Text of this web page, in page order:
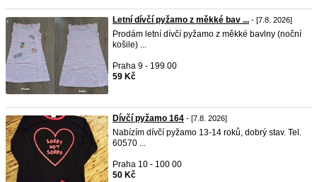
Letní dívčí pyžamo z měkké bav ... - [7.8. 2026]
Prodám letní dívčí pyžamo z měkké bavlny (noční
košile) ...
Praha 9 - 199 00
59 Kč
Dívčí pyžamo 164 - [7.8. 2026]
Nabízím dívčí pyžamo 13-14 roků, dobrý stav. Tel.
60570 ...
Praha 10 - 100 00
50 Kč